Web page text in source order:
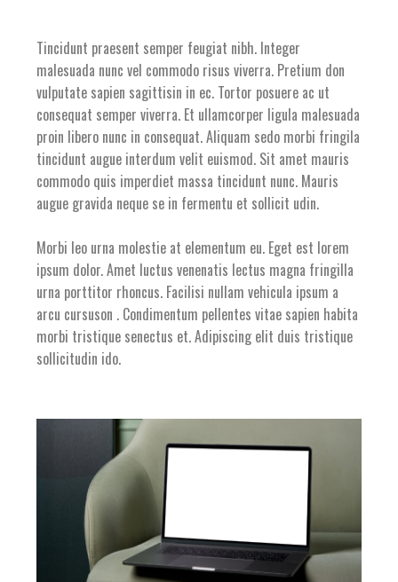
Tincidunt praesent semper feugiat nibh. Integer
malesuada nunc vel commodo risus viverra. Pretium don
vulputate sapien sagittisin in ec. Tortor posuere ac ut
consequat semper viverra. Et ullamcorper ligula malesuada
proin libero nunc in consequat. Aliquam sedo morbi fringila
tincidunt augue interdum velit euismod. Sit amet mauris
commodo quis imperdiet massa tincidunt nunc. Mauris
augue gravida neque se in fermentu et sollicit udin.
Morbi leo urna molestie at elementum eu. Eget est lorem
ipsum dolor. Amet luctus venenatis lectus magna fringilla
urna porttitor rhoncus. Facilisi nullam vehicula ipsum a
arcu cursuson . Condimentum pellentes vitae sapien habita
morbi tristique senectus et. Adipiscing elit duis tristique
sollicitudin ido.